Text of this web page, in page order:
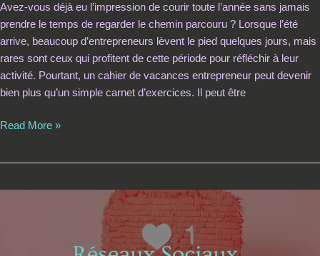
Avez-vous déjà eu l’impression de courir toute l’année sans jamais
prendre le temps de regarder le chemin parcouru ? Lorsque l’été
arrive, beaucoup d’entrepreneurs lèvent le pied quelques jours, mais
rares sont ceux qui profitent de cette période pour réfléchir à leur
activité. Pourtant, un cahier de vacances entrepreneur peut devenir
bien plus qu’un simple carnet d’exercices. Il peut être
Read More »